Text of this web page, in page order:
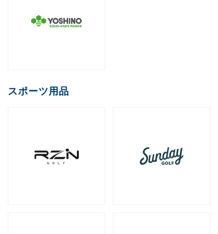
スポーツ用品